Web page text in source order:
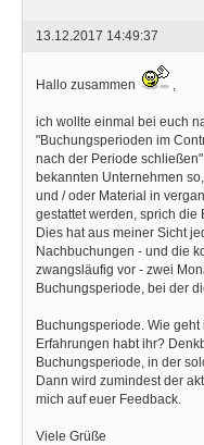
13.12.2017 14:49:37
Hallo zusammen
ich wollte einmal bei euch
"Buchungsperioden im
nach der Periode
bekannten Unternehmen
und / oder Material in
gestattet werden, sprich die
Dies hat aus meiner Sicht
Nachbuchungen - und die
zwangsläufig vor - zwei
Buchungsperiode, bei der
Buchungsperiode. Wie
Erfahrungen habt ihr?
Buchungsperiode, in der
Dann wird zumindest der
mich auf euer Feedback.
Viele Grüße